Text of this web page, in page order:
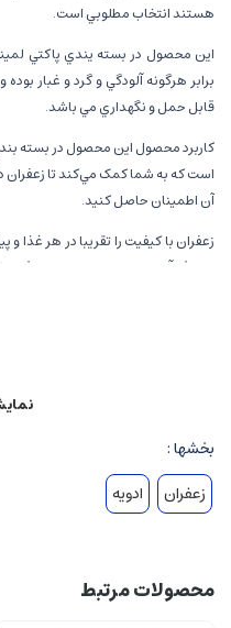
هستند انتخاب مطلوبي است.
اين محصول در بسته يندي پاکتي
برابر هرگونه آلودگي و گرد و غبار
قابل حمل و نگهداري مي باشد.
کاربرد محصول اين محصول در بسته
است که به شما کمک مي‌کند تا زعفران
آن اطمينان حاصل کنيد.
زعفران با کيفيت را تقريبا در هر غذا
مصرف آن در محدوده مجاز مصرف
دسر و پيش غذا، انواع غذاهاي سنتي
رشته هاي زعفران را ميتوان هم
زعفران دم شده را به غذا اضافه کرد.
بخشها :
زعفران
ادویه
محصولات مرتبط